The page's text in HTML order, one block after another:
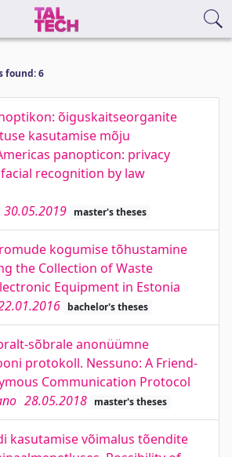
found: 6
õiguskaitseorganite
kasutamise mõju
panopticon: privacy
recognition by law
30.05.2019 master's theses
kogumise tõhustamine
the Collection of Waste
Equipment in Estonia
bachelor's theses
sõbrale anonüümne
protokoll. Nessuno: A Friend-
Communication Protocol
28.05.2018 master's theses
kasutamise võimalus tõendite